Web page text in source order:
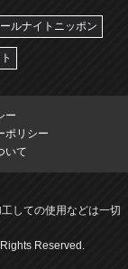
ルナイトニッポン
ー
ポリシー
いて
しての使用などは一切
Reserved.